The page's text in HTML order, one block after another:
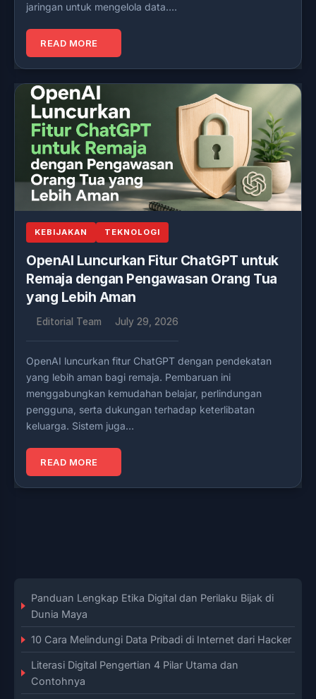
jaringan untuk mengelola data….
READ MORE
KEBIJAKAN TEKNOLOGI
OpenAI Luncurkan Fitur ChatGPT untuk
Remaja dengan Pengawasan Orang Tua
yang Lebih Aman
Editorial Team July 29, 2026
OpenAI luncurkan fitur ChatGPT dengan pendekatan
yang lebih aman bagi remaja. Pembaruan ini
menggabungkan kemudahan belajar, perlindungan
pengguna, serta dukungan terhadap keterlibatan
keluarga. Sistem juga…
READ MORE
Panduan Lengkap Etika Digital dan Perilaku Bijak di
Dunia Maya
10 Cara Melindungi Data Pribadi di Internet dari Hacker
Literasi Digital Pengertian 4 Pilar Utama dan
Contohnya